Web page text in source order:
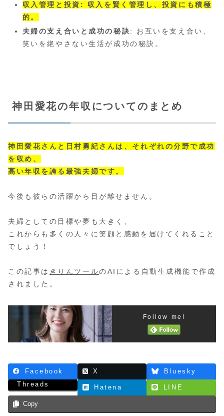
収入管理と投資: 収入を賢く管理し、投資にも積極
的。
夫婦の支え合いと成功の秘訣: お互いを支え合い、
笑いを絶やさない生活が成功の秘訣。
神田愛花の年収についてのまとめ
神田愛花さんと日村勇紀さんは、それぞれの分野で成功
を収め、
高い年収を誇る最強夫婦です。
今後も彼らの活躍から目が離せません。
夫婦としての目標や夢も大きく、
これからも多くの人々に笑顔と感動を届けてくれること
でしょう！
この記事は きりんツールのAIによる自動生成機能で作成
されました。
Follow me!
Facebook X
Bluesky
Threads
Hatena LINE
Copy